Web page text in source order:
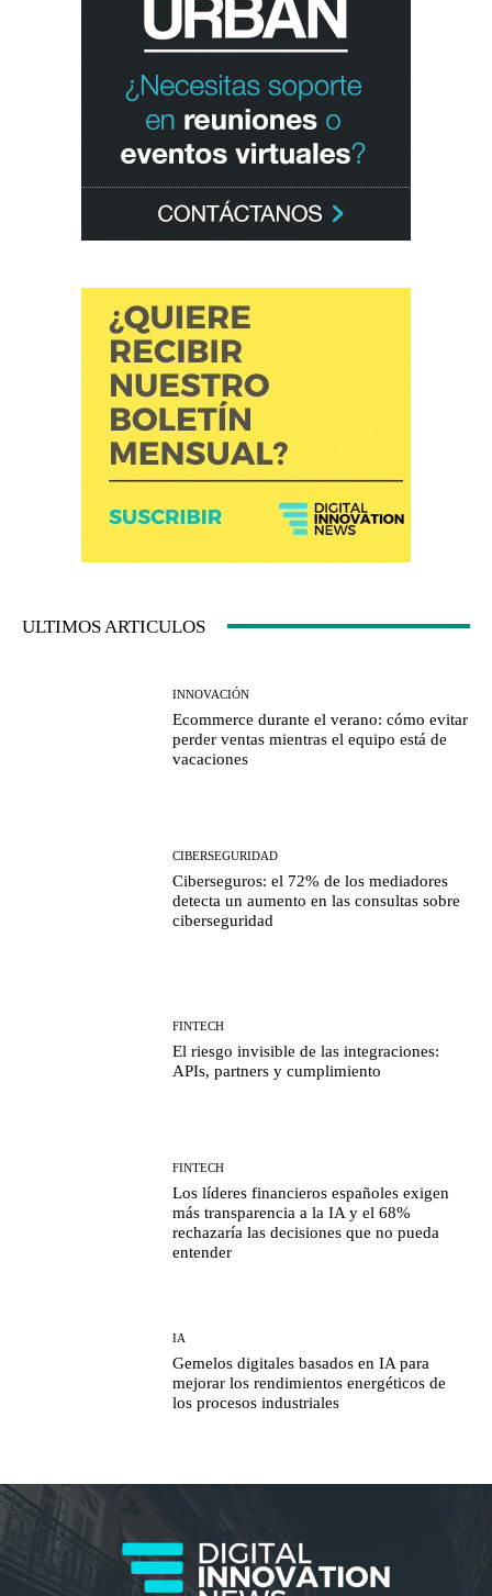
ULTIMOS ARTICULOS
INNOVACIÓN
Ecommerce durante el verano: cómo evitar
perder ventas mientras el equipo está de
vacaciones
CIBERSEGURIDAD
Ciberseguros: el 72% de los mediadores
detecta un aumento en las consultas sobre
ciberseguridad
FINTECH
El riesgo invisible de las integraciones:
APIs, partners y cumplimiento
FINTECH
Los líderes financieros españoles exigen
más transparencia a la IA y el 68%
rechazaría las decisiones que no pueda
entender
IA
Gemelos digitales basados en IA para
mejorar los rendimientos energéticos de
los procesos industriales